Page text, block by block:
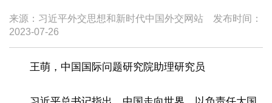
来源：习近平外交思想和新时代中国外交网站 发布时间：
2023-07-26
王萌，中国国际问题研究院助理研究员